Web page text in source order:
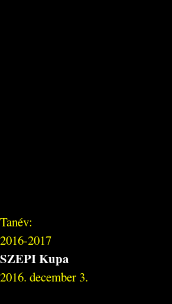
Tanév:
2016-2017
SZEPI Kupa
2016. december 3.